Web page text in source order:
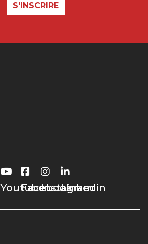
S'INSCRIRE
Youtube
Facebook
Instagram
Linkedin